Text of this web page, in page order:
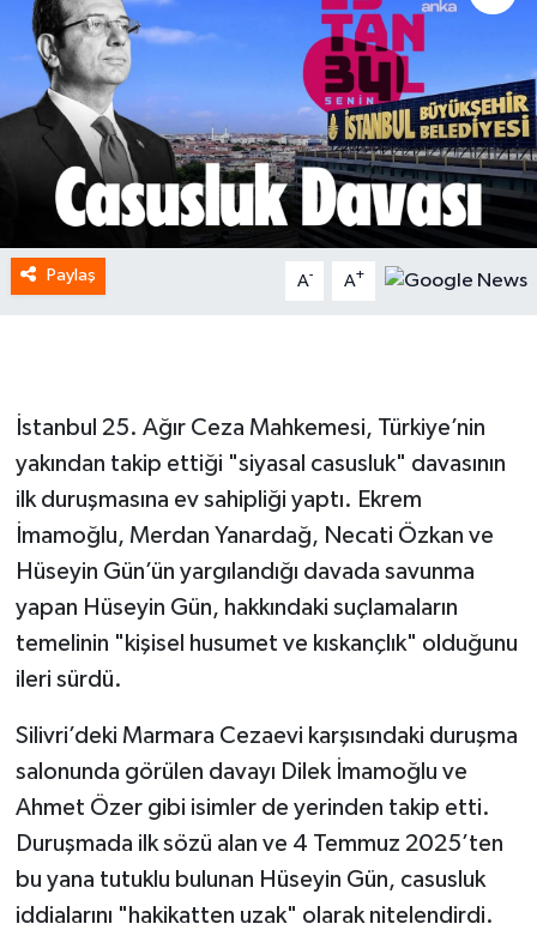
Paylaş A- A+
İstanbul 25. Ağır Ceza Mahkemesi, Türkiye’nin
yakından takip ettiği "siyasal casusluk" davasının
ilk duruşmasına ev sahipliği yaptı. Ekrem
İmamoğlu, Merdan Yanardağ, Necati Özkan ve
Hüseyin Gün’ün yargılandığı davada savunma
yapan Hüseyin Gün, hakkındaki suçlamaların
temelinin "kişisel husumet ve kıskançlık" olduğunu
ileri sürdü.
Silivri’deki Marmara Cezaevi karşısındaki duruşma
salonunda görülen davayı Dilek İmamoğlu ve
Ahmet Özer gibi isimler de yerinden takip etti.
Duruşmada ilk sözü alan ve 4 Temmuz 2025’ten
bu yana tutuklu bulunan Hüseyin Gün, casusluk
iddialarını "hakikatten uzak" olarak nitelendirdi.